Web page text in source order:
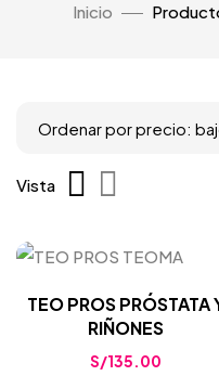
Inicio
Vista
TEO PROS PRÓSTATA
RIÑONES
S/135.00